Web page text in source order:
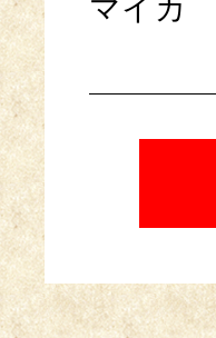
マイカ